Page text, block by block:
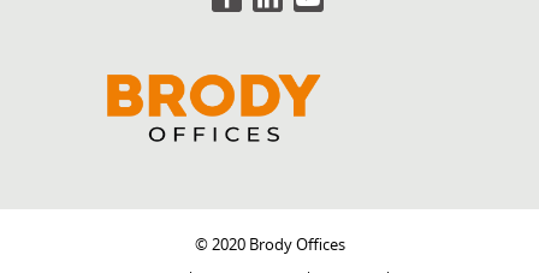
© 2020 Brody Offices